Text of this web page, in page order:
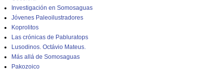
Investigación en Somosaguas
Jóvenes Paleoilustradores
Koprolitos
Las crónicas de Pabluratops
Lusodinos. Octávio Mateus.
Más allá de Somosaguas
Pakozoico